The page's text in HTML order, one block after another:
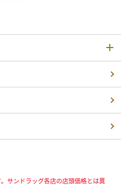
サンドラッグ各店の店頭価格とは異